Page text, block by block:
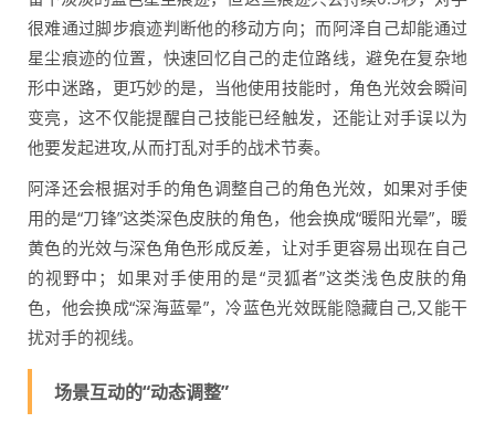
很难通过脚步痕迹判断他的移动方向；而阿泽自己却能通过
星尘痕迹的位置，快速回忆自己的走位路线，避免在复杂地
形中迷路，更巧妙的是，当他使用技能时，角色光效会瞬间
变亮，这不仅能提醒自己技能已经触发，还能让对手误以为
他要发起进攻,从而打乱对手的战术节奏。
阿泽还会根据对手的角色调整自己的角色光效，如果对手使
用的是“刀锋”这类深色皮肤的角色，他会换成“暖阳光晕”，暖
黄色的光效与深色角色形成反差，让对手更容易出现在自己
的视野中；如果对手使用的是“灵狐者”这类浅色皮肤的角
色，他会换成“深海蓝晕”，冷蓝色光效既能隐藏自己,又能干
扰对手的视线。
场景互动的“动态调整”